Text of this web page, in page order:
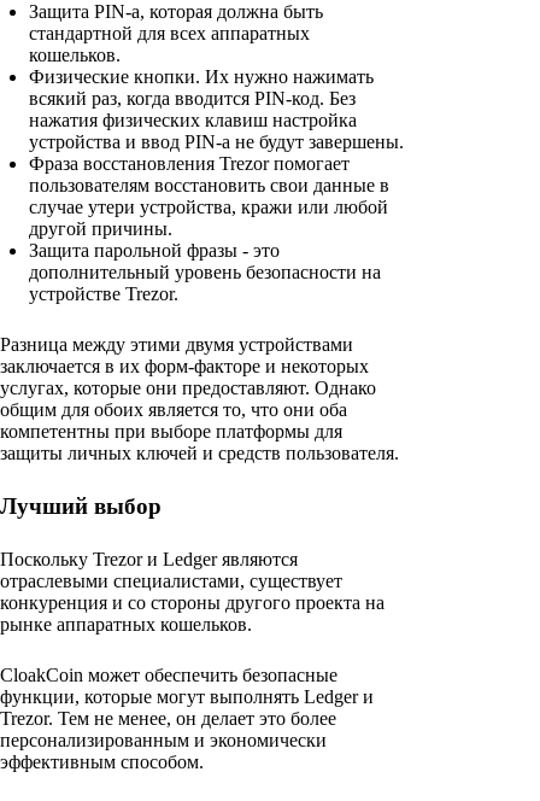
Защита PIN-a, которая должна быть
стандартной для всех аппаратных
кошельков.
Физические кнопки. Их нужно нажимать
всякий раз, когда вводится PIN-код. Без
нажатия физических клавиш настройка
устройства и ввод PIN-а не будут завершены.
Фраза восстановления Trezor помогает
пользователям восстановить свои данные в
случае утери устройства, кражи или любой
другой причины.
Защита парольной фразы - это
дополнительный уровень безопасности на
устройстве Trezor.
Разница между этими двумя устройствами
заключается в их форм-факторе и некоторых
услугах, которые они предоставляют. Однако
общим для обоих является то, что они оба
компетентны при выборе платформы для
защиты личных ключей и средств пользователя.
Лучший выбор
Поскольку Trezor и Ledger являются
отраслевыми специалистами, существует
конкуренция и со стороны другого проекта на
рынке аппаратных кошельков.
CloakCoin может обеспечить безопасные
функции, которые могут выполнять Ledger и
Trezor. Тем не менее, он делает это более
персонализированным и экономически
эффективным способом.